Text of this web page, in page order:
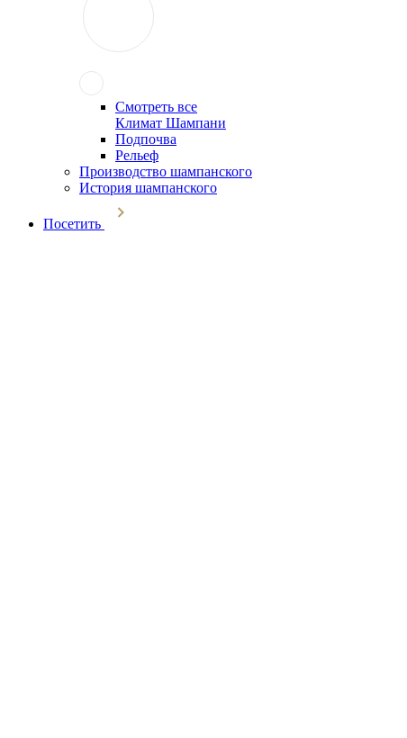
Смотреть все
Климат Шампани
Подпочва
Рельеф
Производство шампанского
История шампанского
Посетить